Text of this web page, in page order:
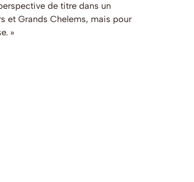
de titre dans un
et Grands Chelems, mais pour
»